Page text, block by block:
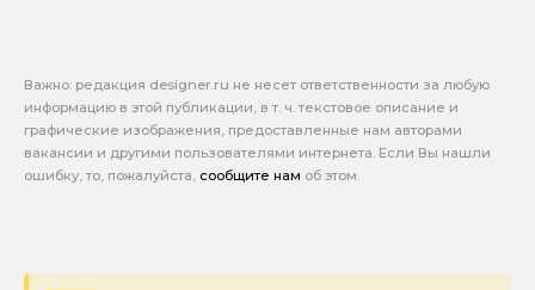
Важно: pедакция designer.ru не несет ответственности за любую
информацию в этой публикации, в т. ч. текстовое описание и
графические изображения, предоставленные нам авторами
вакансии и другими пользователями интернета. Если Вы нашли
ошибку, то, пожалуйста, сообщите нам об этом.